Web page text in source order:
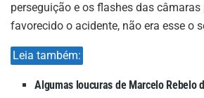
perseguição e os flashes das
favorecido o acidente, não era esse o
Leia também:
Algumas loucuras de Marcelo Rebelo